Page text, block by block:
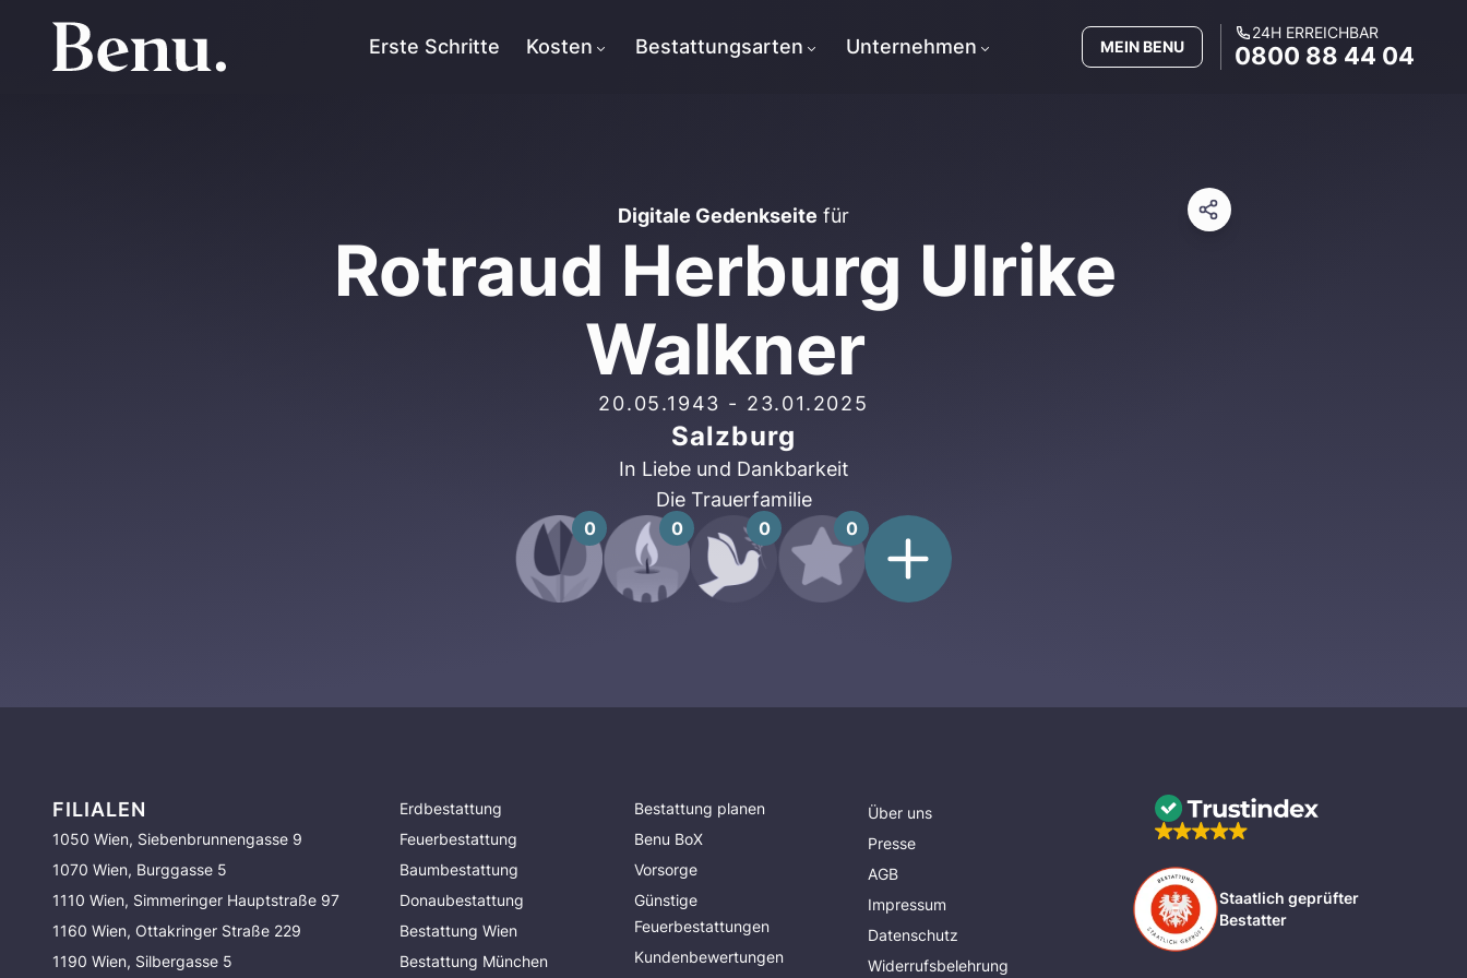
Erste Schritte Kosten Bestattungsarten Unternehmen MEIN BENU
24H ERREICHBAR
0800 88 44 04
Digitale Gedenkseite für
Rotraud Herburg Ulrike
Walkner
20.05.1943 - 23.01.2025
Salzburg
In Liebe und Dankbarkeit
Die Trauerfamilie
0 0 0 0
FILIALEN
1050 Wien, Siebenbrunnengasse 9
1070 Wien, Burggasse 5
1110 Wien, Simmeringer Hauptstraße 97
1160 Wien, Ottakringer Straße 229
1190 Wien, Silbergasse 5
Erdbestattung
Feuerbestattung
Baumbestattung
Donaubestattung
Bestattung Wien
Bestattung München
Bestattung planen
Benu BoX
Vorsorge
Günstige
Feuerbestattungen
Kundenbewertungen
Über uns
Presse
AGB
Impressum
Datenschutz
Widerrufsbelehrung
Staatlich geprüfter
Bestatter